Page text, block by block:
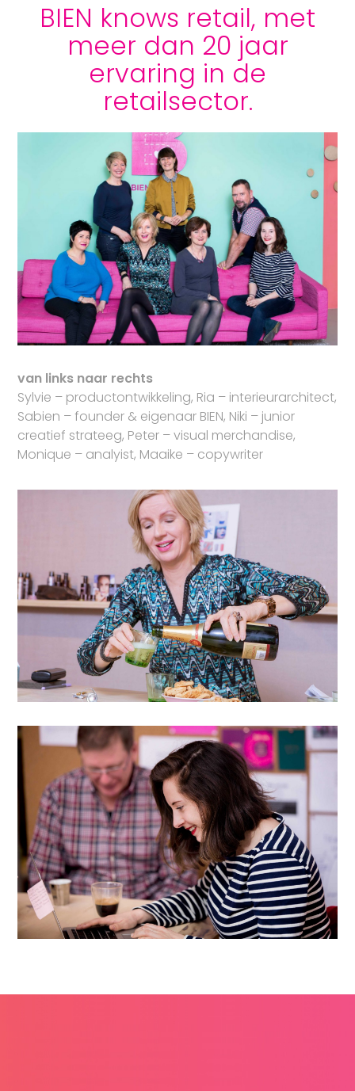
BIEN knows retail, met
meer dan 20 jaar
ervaring in de
retailsector.
van links naar rechts
Sylvie – productontwikkeling, Ria – interieurarchitect,
Sabien – founder & eigenaar BIEN, Niki – junior
creatief strateeg, Peter – visual merchandise,
Monique – analyist, Maaike – copywriter